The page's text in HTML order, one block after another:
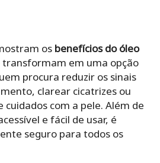
os benefícios do óleo
transformam em uma opção
procura reduzir os sinais
clarear cicatrizes ou
com a pele. Além de
e fácil de usar, é
seguro para todos os